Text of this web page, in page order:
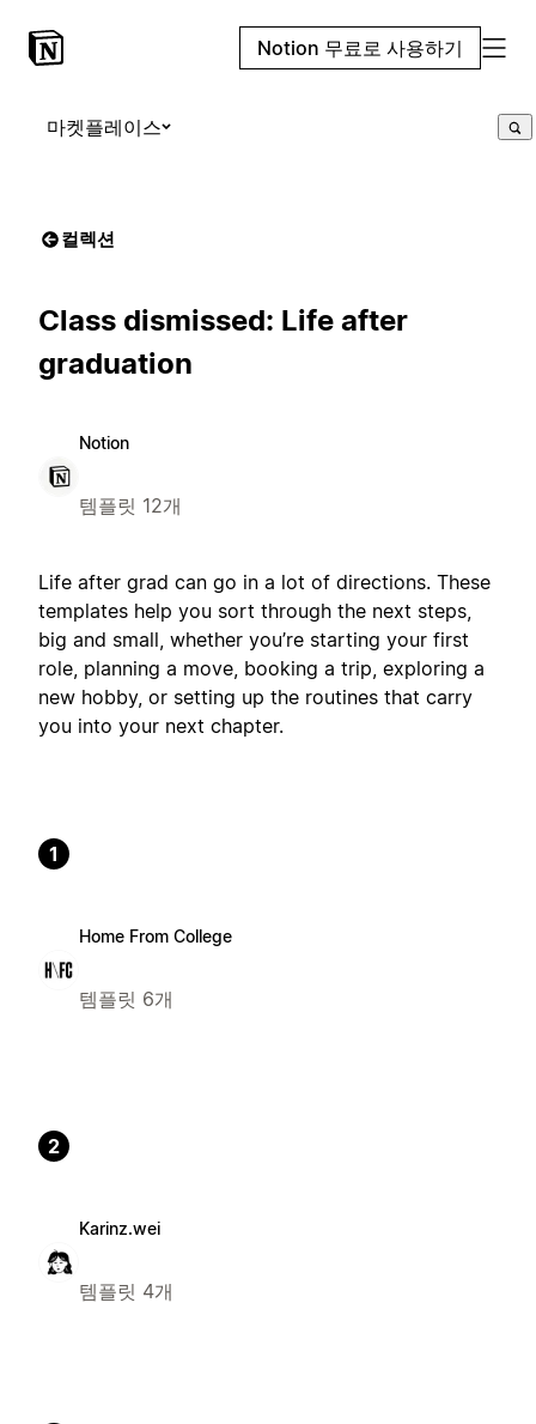
Notion 무료로 사용하기
마켓플레이스
컬렉션
Class dismissed: Life after
graduation
Notion
템플릿 12개
Life after grad can go in a lot of directions. These
templates help you sort through the next steps,
big and small, whether you’re starting your first
role, planning a move, booking a trip, exploring a
new hobby, or setting up the routines that carry
you into your next chapter.
1
Home From College
템플릿 6개
2
Karinz.wei
템플릿 4개